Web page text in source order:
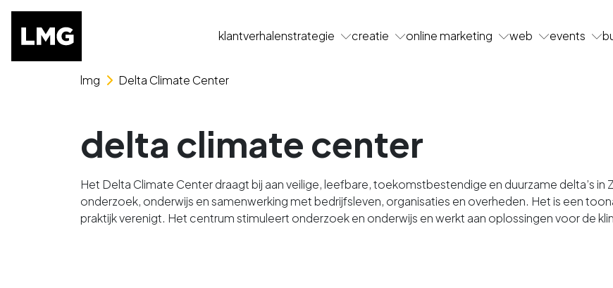
Skip naar het menu
Skip naar de content
klantverhalenstrategie creatie online marketing web events
lmg Delta Climate Center
delta climate center
Het Delta Climate Center draagt bij aan veilige, leefbare, toekomstbestendige en duurzame delta’s in
onderzoek, onderwijs en samenwerking met bedrijfsleven, organisaties en overheden. Het is een
praktijk verenigt. Het centrum stimuleert onderzoek en onderwijs en werkt aan oplossingen voor de